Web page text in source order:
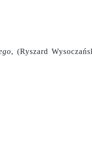
, (Ryszard